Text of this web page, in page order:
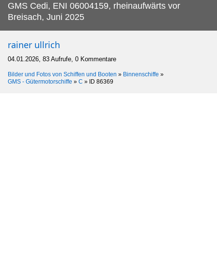
GMS Cedi, ENI 06004159, rheinaufwärts vor
Breisach, Juni 2025
rainer ullrich
04.01.2026, 83 Aufrufe, 0 Kommentare
Bilder und Fotos von Schiffen und Booten » Binnenschiffe »
GMS - Gütermotorschiffe » C » ID 86369